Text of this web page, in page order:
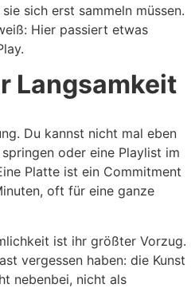
sich erst sammeln müssen.
Hier passiert etwas
Langsamkeit
Du kannst nicht mal eben
oder eine Playlist im
Platte ist ein Commitment
oft für eine ganze
ist ihr größter Vorzug.
vergessen haben: die Kunst
nebenbei, nicht als